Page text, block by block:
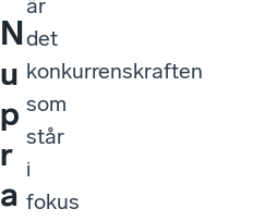
N
u
p
r
a
är
det
konkurrenskraften
som
står
i
fokus